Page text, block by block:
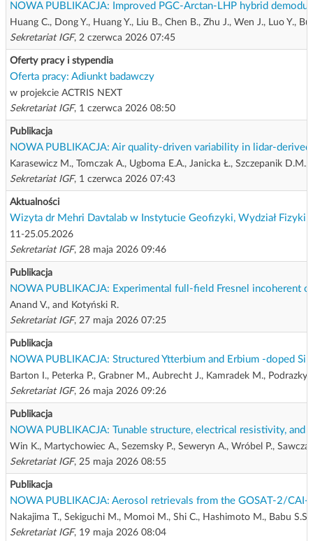
NOWA PUBLIKACJA: Improved PGC-Arctan-LHP hybrid
Huang C., Dong Y., Huang Y., Liu B., Chen B., Zhu J., Wen J., Luo Y.,
Sekretariat IGF, 2 czerwca 2026 07:45
Oferty pracy i stypendia
Oferta pracy: Adiunkt badawczy
w projekcie ACTRIS NEXT
Sekretariat IGF, 1 czerwca 2026 08:50
Publikacja
NOWA PUBLIKACJA: Air quality-driven variability in lidar-
Karasewicz M., Tomczak A., Ugboma E.A., Janicka Ł., Szczepanik
Sekretariat IGF, 1 czerwca 2026 07:43
Aktualności
Wizyta dr Mehri Davtalab w Instytucie Geofizyki, Wydział Fizyki
11-25.05.2026
Sekretariat IGF, 28 maja 2026 09:46
Publikacja
NOWA PUBLIKACJA: Experimental full-field Fresnel incoherent
Anand V., and Kotyński R.
Sekretariat IGF, 27 maja 2026 07:25
Publikacja
NOWA PUBLIKACJA: Structured Ytterbium and Erbium -doped
Barton I., Peterka P., Grabner M., Aubrecht J., Kamradek M., Podrazky
Sekretariat IGF, 26 maja 2026 09:26
Publikacja
NOWA PUBLIKACJA: Tunable structure, electrical resistivity,
Win K., Martychowiec A., Sezemsky P., Seweryn A., Wróbel P.,
Sekretariat IGF, 25 maja 2026 08:55
Publikacja
NOWA PUBLIKACJA: Aerosol retrievals from the GOSAT-2/
Nakajima T., Sekiguchi M., Momoi M., Shi C., Hashimoto M., Babu
Sekretariat IGF, 19 maja 2026 08:04